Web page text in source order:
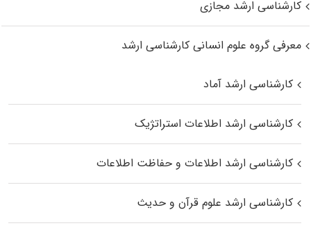
کارشناسی ارشد مجازی
معرفی گروه علوم انسانی کارشناسی ارشد
کارشناسی ارشد آماد
کارشناسی ارشد اطلاعات استراتژیک
کارشناسی ارشد اطلاعات و حفاظت اطلاعات
کارشناسی ارشد علوم قرآن و حدیث